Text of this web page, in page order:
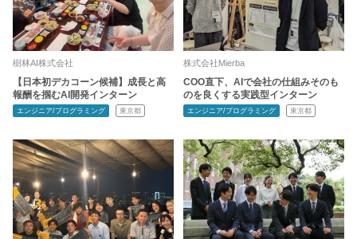
樹林AI株式会社
【日本初デカコーン候補】成長と高
報酬を掴むAI開発インターン
エンジニア/プログラミング 東京都
株式会社Mierba
COO直下、AIで会社の仕組みそのも
のを良くする実践型インターン
エンジニア/プログラミング 東京都